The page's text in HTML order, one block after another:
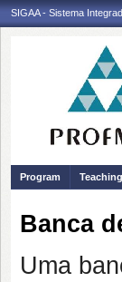
SIGAA - Sistema
Program Teaching
Banca
Uma